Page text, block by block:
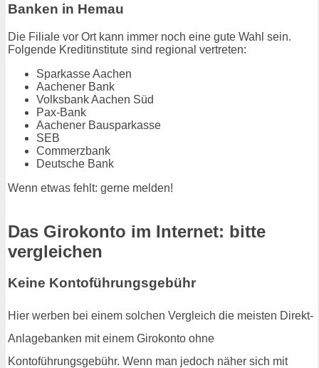
Banken in Hemau
Die Filiale vor Ort kann immer noch eine gute Wahl sein.
Folgende Kreditinstitute sind regional vertreten:
Sparkasse Aachen
Aachener Bank
Volksbank Aachen Süd
Pax-Bank
Aachener Bausparkasse
SEB
Commerzbank
Deutsche Bank
Wenn etwas fehlt: gerne melden!
Das Girokonto im Internet: bitte
vergleichen
Keine Kontoführungsgebühr
Hier werben bei einem solchen Vergleich die meisten Direkt-
Anlagebanken mit einem Girokonto ohne
Kontoführungsgebühr. Wenn man jedoch näher sich mit